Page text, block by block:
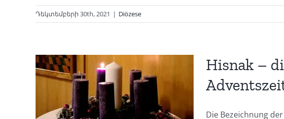
Դեկտեմբերի 30th, 2021 | Diözese
Hisnak –
Die Bezeichnung